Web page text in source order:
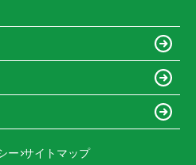
ー サイトマップ